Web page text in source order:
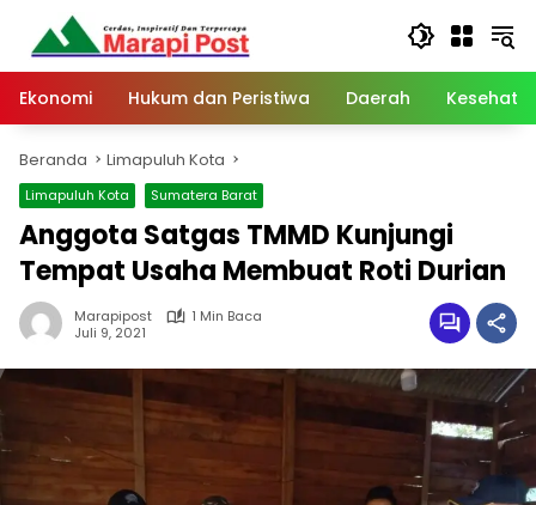
Langsung
konten
Ekonomi
Hukum dan Peristiwa Daerah
Beranda Limapuluh Kota
Limapuluh Kota Sumatera Barat
Anggota Satgas TMMD Kunjungi
Tempat Usaha Membuat Roti Durian
Marapipost
1 Min Baca
Juli 9, 2021